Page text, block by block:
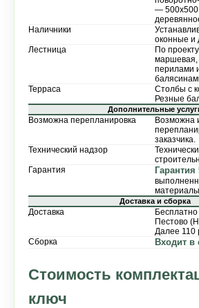
—
Наличники
оконные и
Лестница
По
маршевая,
перилами
Терраса
Столбы с
Резные
Дополнительные
Возможна перепланировка
Возможна
заказчика.
Технический надзор
Гарантия Гарантия
материалы.
Доставка и сборка
Доставка
Бесплатно
Пестово
Далее 110
Сборка Входит в
Стоимость
ключ